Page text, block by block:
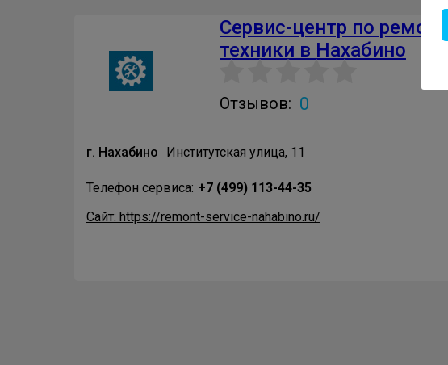
Сервис-центр по ремонту
техники в Нахабино
Отзывов: 0
г. Нахабино Институтская улица, 11
Телефон сервиса: +7 (499) 113-44-35
Сайт: https://remont-service-nahabino.ru/